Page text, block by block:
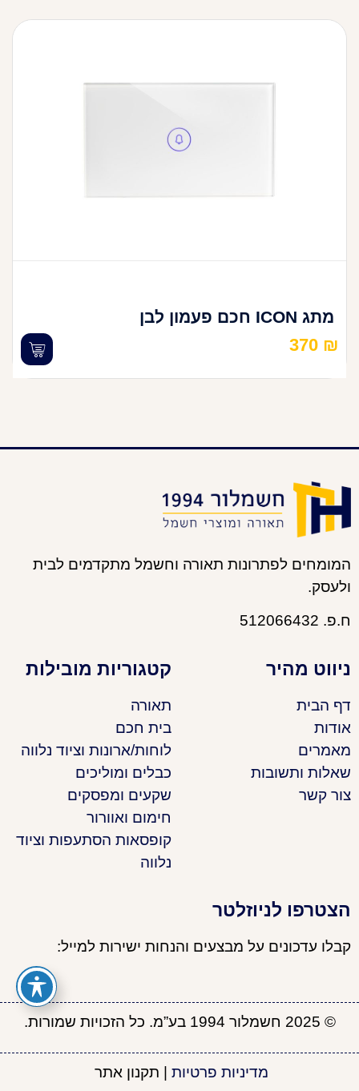
מתג ICON חכם פעמון לבן
370 ₪
המומחים לפתרונות תאורה וחשמל מתקדמים לבית
ולעסק.
ח.פ. 512066432
ניווט מהיר
דף הבית
אודות
מאמרים
שאלות ותשובות
צור קשר
קטגוריות מובילות
תאורה
בית חכם
לוחות/ארונות וציוד נלווה
כבלים ומוליכים
שקעים ומפסקים
חימום ואוורור
קופסאות הסתעפות וציוד
נלווה
הצטרפו לניוזלטר
קבלו עדכונים על מבצעים והנחות ישירות למייל:
© 2025 חשמלור 1994 בע”מ. כל הזכויות שמורות.
מדיניות פרטיות תקנון אתר